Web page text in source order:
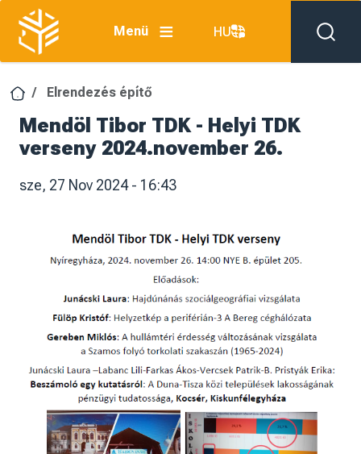
Ugrás a tartalomra
Menü
HU
Elrendezés építő
Mendöl Tibor TDK - Helyi TDK
verseny 2024.november 26.
sze, 27 Nov 2024 - 16:43